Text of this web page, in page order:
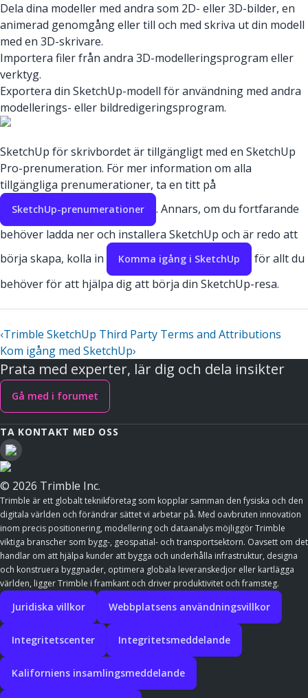
Dela dina modeller med andra som 2D- eller 3D-bilder, en
animerad genomgång eller till och med skriva ut din modell
med en 3D-skrivare.
Importera filer från andra 3D-modelleringsprogram eller
verktyg.
Exportera din SketchUp-modell för användning med andra
modellerings- eller bildredigeringsprogram.
SketchUp för skrivbordet är tillgängligt med en SketchUp
Pro-prenumeration. För mer information om alla
tillgängliga prenumerationer, ta en titt på
SketchUp-prenumerationer
. Annars, om du fortfarande
behöver ladda ner och installera SketchUp och är redo att
börja skapa, kolla in
Komma igång i SketchUp
för allt du
behöver för att hjälpa dig att börja din SketchUp-resa.
‹Trimble SketchUp Third Party Terms and Attributions
Kom igång med SketchUp›
Prata med experter, lär dig och dela insikter
Gå med i forumet
TA KONTAKT MED OSS
© 2026 Trimble Inc.
Trimble är ett globalt teknikföretag som kopplar samman den fysiska och den
digitala världen och förändrar sättet vi arbetar på. Med oavbruten innovation
inom precis positionering, modellering och dataanalys möjliggör Trimble
viktiga branscher som bygg-, geospatial- och transportsektorn. Oavsett om det
handlar om att hjälpa kunder att bygga och underhålla infrastruktur, designa
och konstruera byggnader, optimera globala leveranskedjor eller kartlägga
världen, ligger Trimble i framkant och driver produktivitet och framsteg.
Juridiska villkor Webbplatsens användningsvillkor
Integritetscenter Integritetsmeddelande
Kaliforniens insamlingsmeddelande